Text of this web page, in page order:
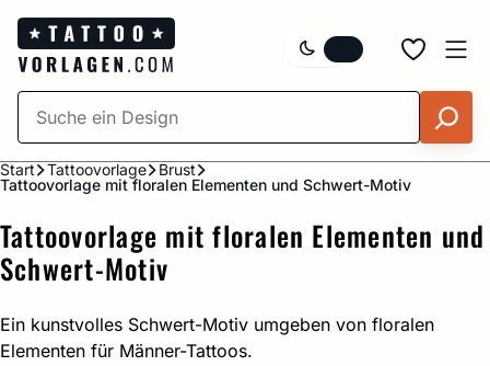
Zum
Inhalt
springen
Start Tattoovorlage
Brust
Tattoovorlage mit floralen Elementen und Schwert-Motiv
Tattoovorlage mit floralen Elementen und
Schwert-Motiv
Ein kunstvolles Schwert-Motiv umgeben von floralen
Elementen für Männer-Tattoos.